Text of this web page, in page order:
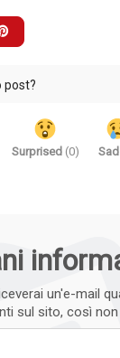
post?
Surprised(0) Sad
un'e-mail
sul sito, così non